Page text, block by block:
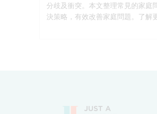
分歧及衝突。本文整理常見的家庭
決策略，有效改善家庭問題。了解